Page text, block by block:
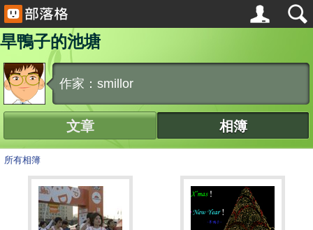
旱鴨子的池塘
作家：smillor
文章 相簿
所有相簿